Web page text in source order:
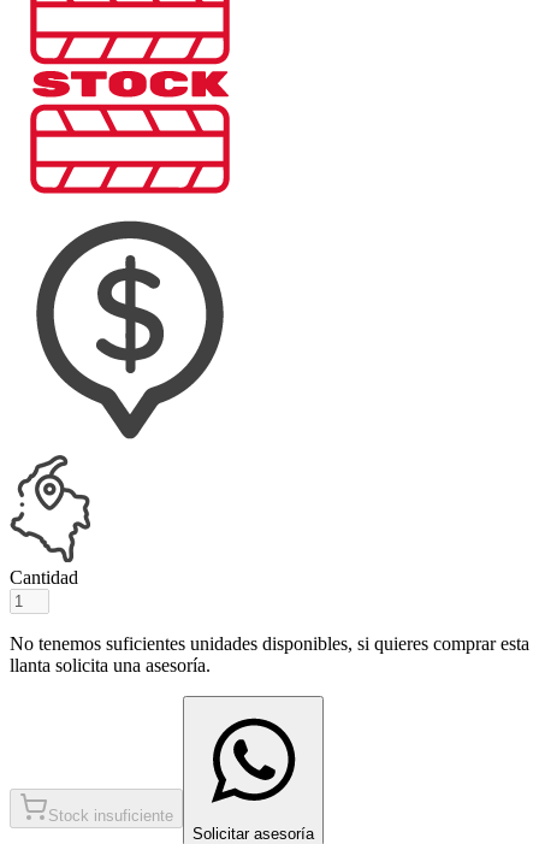
Cantidad
No tenemos suficientes unidades disponibles, si quieres comprar esta
llanta solicita una asesoría.
Stock insuficiente
Solicitar asesoría